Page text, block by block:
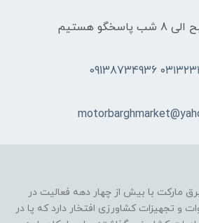
۰۳۱۳۲۳۵۶۲۷۰ ۰۳۱۳۲۳۴۰۳۸۱ 09138734936
مارکت با بیش از چهار دهه فعالیت در
و تجهیزات کشاورزی افتخار دارد که پا در